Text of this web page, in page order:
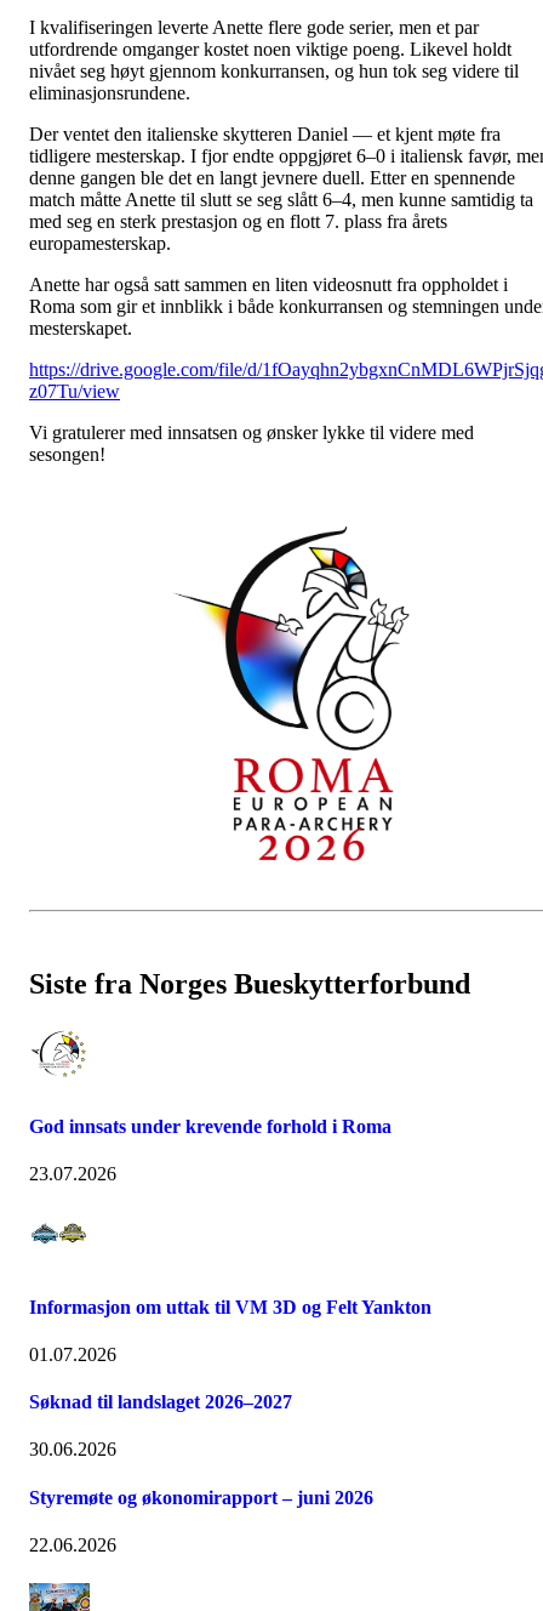
I kvalifiseringen leverte Anette flere gode serier, men et par
utfordrende omganger kostet noen viktige poeng. Likevel holdt
nivået seg høyt gjennom konkurransen, og hun tok seg videre til
eliminasjonsrundene.
Der ventet den italienske skytteren Daniel — et kjent møte fra
tidligere mesterskap. I fjor endte oppgjøret 6–0 i italiensk favør,
denne gangen ble det en langt jevnere duell. Etter en spennende
match måtte Anette til slutt se seg slått 6–4, men kunne samtidig ta
med seg en sterk prestasjon og en flott 7. plass fra årets
europamesterskap.
Anette har også satt sammen en liten videosnutt fra oppholdet i
Roma som gir et innblikk i både konkurransen og stemningen
mesterskapet.
https://drive.google.com/file/d/
z07Tu/view
Vi gratulerer med innsatsen og ønsker lykke til videre med
sesongen!
Siste fra Norges Bueskytterforbund
God innsats under krevende forhold i Roma
23.07.2026
Informasjon om uttak til VM 3D og Felt Yankton
01.07.2026
Søknad til landslaget 2026–2027
30.06.2026
Styremøte og økonomirapport – juni 2026
22.06.2026